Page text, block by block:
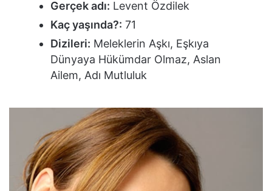
Gerçek adı: Levent Özdilek
Kaç yaşında?: 71
Dizileri: Meleklerin Aşkı, Eşkıya
Dünyaya Hükümdar Olmaz, Aslan
Ailem, Adı Mutluluk